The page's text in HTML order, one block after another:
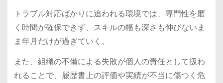
トラブル対応ばかりに追われる環境では、専門性を磨
く時間が確保できず、スキルの幅も深さも伸びないま
ま年月だけが過ぎていく。
また、組織の不備による失敗が個人の責任として扱わ
れることで、履歴書上の評価や実績が不当に傷つく危